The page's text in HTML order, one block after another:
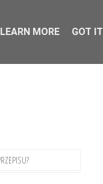
LEARN MORE GOT IT